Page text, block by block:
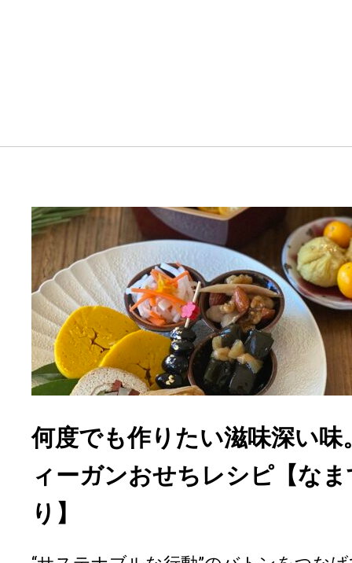
何度でも作りたい滋味深い
ィーガンおせちレシピ【な
り】